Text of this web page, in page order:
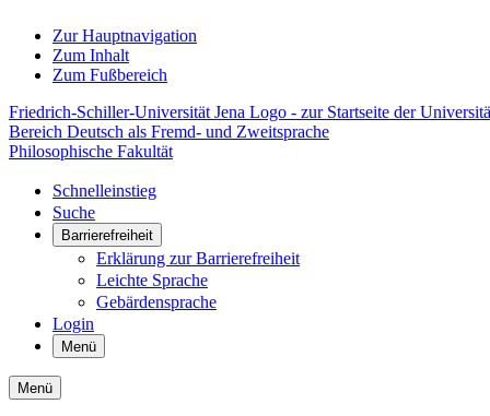
Zur Hauptnavigation
Zum Inhalt
Zum Fußbereich
Friedrich-Schiller-Universität Jena Logo - zur Startseite der
Bereich Deutsch als Fremd- und Zweitsprache
Philosophische Fakultät
Schnelleinstieg
Suche
Barrierefreiheit
Erklärung zur Barrierefreiheit
Leichte Sprache
Gebärdensprache
Login
Menü
Menü